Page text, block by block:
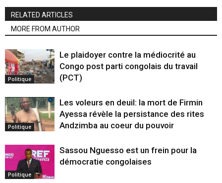
RELATED ARTICLES
MORE FROM AUTHOR
Politique
Le plaidoyer contre la médiocrité au
Congo post parti congolais du travail
(PCT)
Politique
Les voleurs en deuil: la mort de Firmin
Ayessa révèle la persistance des rites
Andzimba au coeur du pouvoir
Politique
Sassou Nguesso est un frein pour la
démocratie congolaises